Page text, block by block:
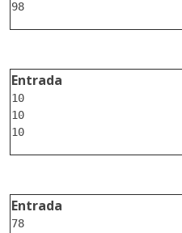
Entrada
10
10
Entrada
78